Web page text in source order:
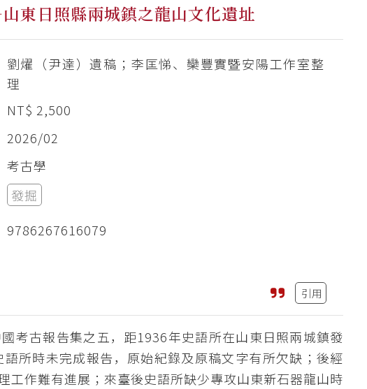
東日照縣兩城鎮之龍山文化遺址
劉燿（尹達）遺稿；李匡悌、欒豐實暨安陽工作室整
理
NT$ 2,500
2026/02
考古學
發掘
9786267616079
引用
考古報告集之五，距1936年史語所在山東日照兩城鎮發
所時未完成報告，原始紀錄及原稿文字有所欠缺；後經
作難有進展；來臺後史語所缺少專攻山東新石器龍山時